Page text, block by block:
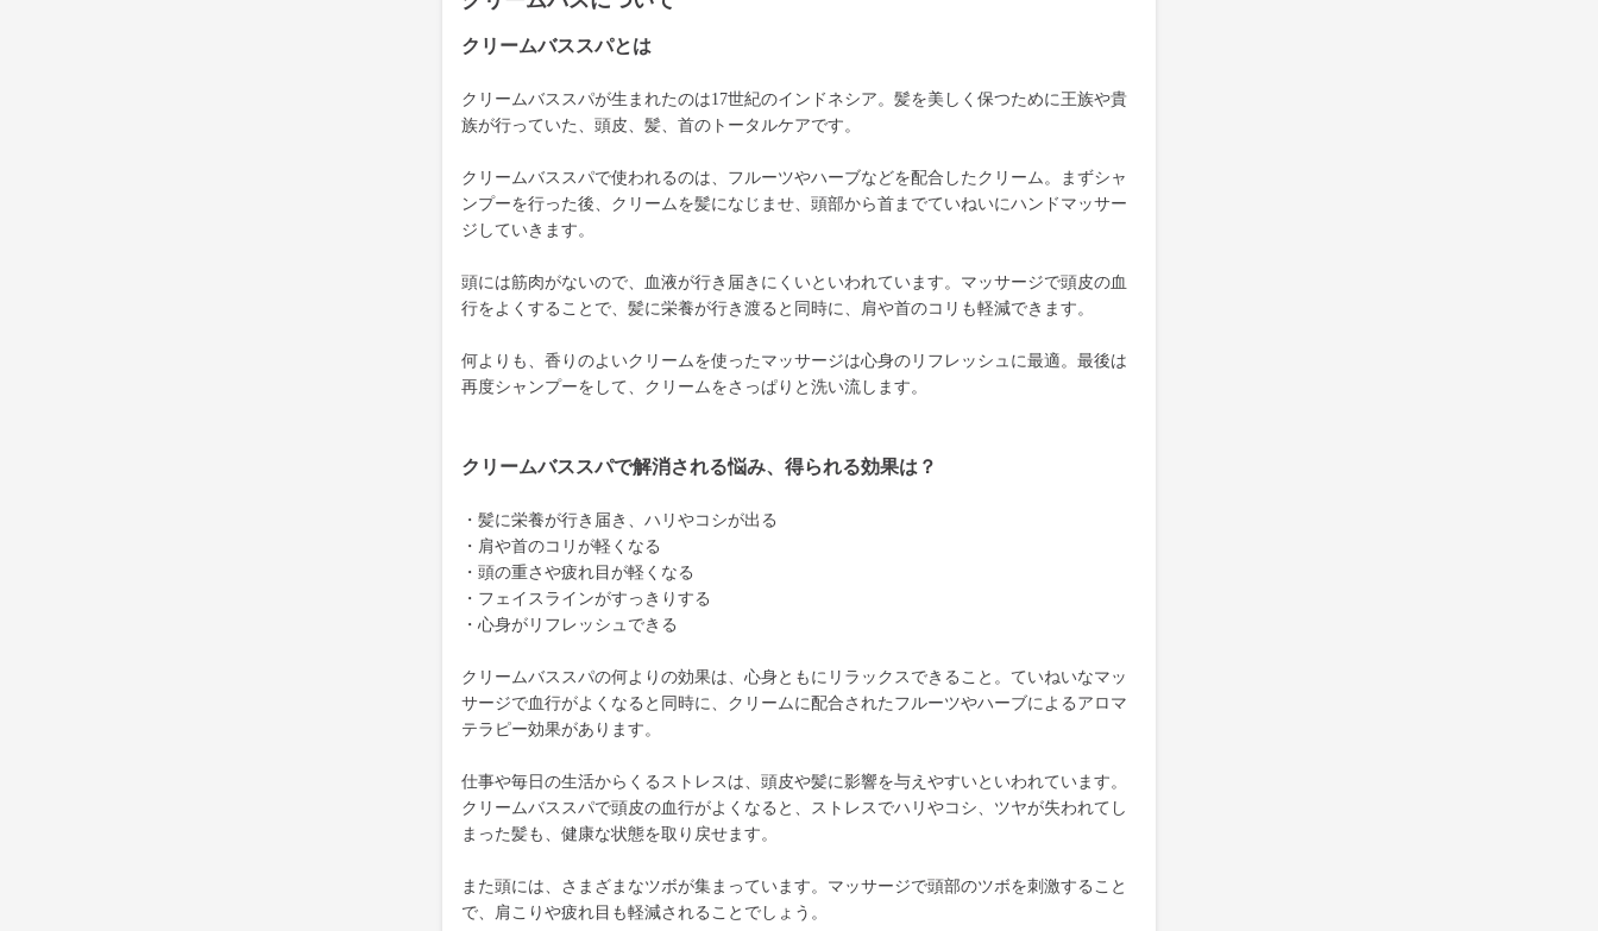
クリームバススパとは
クリームバススパが生まれたのは17世紀のインドネシア。髪を美しく保つために王族や貴
族が行っていた、頭皮、髪、首のトータルケアです。
クリームバススパで使われるのは、フルーツやハーブなどを配合したクリーム。まずシャ
ンプーを行った後、クリームを髪になじませ、頭部から首までていねいにハンドマッサー
ジしていきます。
頭には筋肉がないので、血液が行き届きにくいといわれています。マッサージで頭皮の血
行をよくすることで、髪に栄養が行き渡ると同時に、肩や首のコリも軽減できます。
何よりも、香りのよいクリームを使ったマッサージは心身のリフレッシュに最適。最後は
再度シャンプーをして、クリームをさっぱりと洗い流します。
クリームバススパで解消される悩み、得られる効果は？
・髪に栄養が行き届き、ハリやコシが出る
・肩や首のコリが軽くなる
・頭の重さや疲れ目が軽くなる
・フェイスラインがすっきりする
・心身がリフレッシュできる
クリームバススパの何よりの効果は、心身ともにリラックスできること。ていねいなマッ
サージで血行がよくなると同時に、クリームに配合されたフルーツやハーブによるアロマ
テラピー効果があります。
仕事や毎日の生活からくるストレスは、頭皮や髪に影響を与えやすいといわれています。
クリームバススパで頭皮の血行がよくなると、ストレスでハリやコシ、ツヤが失われてし
まった髪も、健康な状態を取り戻せます。
また頭には、さまざまなツボが集まっています。マッサージで頭部のツボを刺激すること
で、肩こりや疲れ目も軽減されることでしょう。